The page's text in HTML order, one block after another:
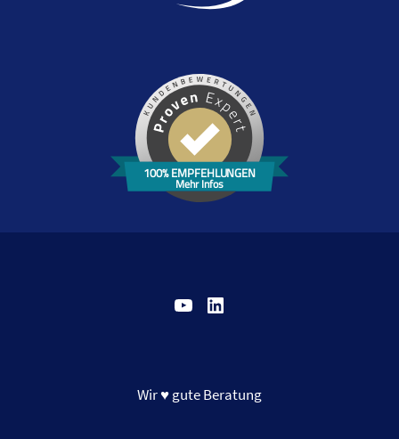
100% EMPFEHLUNGEN
Mehr Infos
YouTube LinkedIn
Wir ♥ gute Beratung